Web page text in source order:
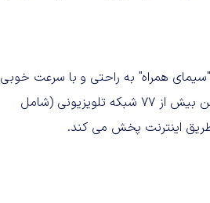
"سیمای همراه" به راحتی و با سرعت خوبی
تمام شبکه های صدا و سیما را با گجت اندرویدی خود مشاهده کنید. این اپلیکیشن بیش از ۷۷ شبکه تلویزیونی (شامل